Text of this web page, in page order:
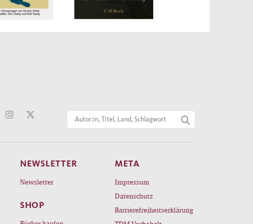
NEWSLETTER
Newsletter
SHOP
META
Impressum
Datenschutz
Barrierefreiheitserklärung